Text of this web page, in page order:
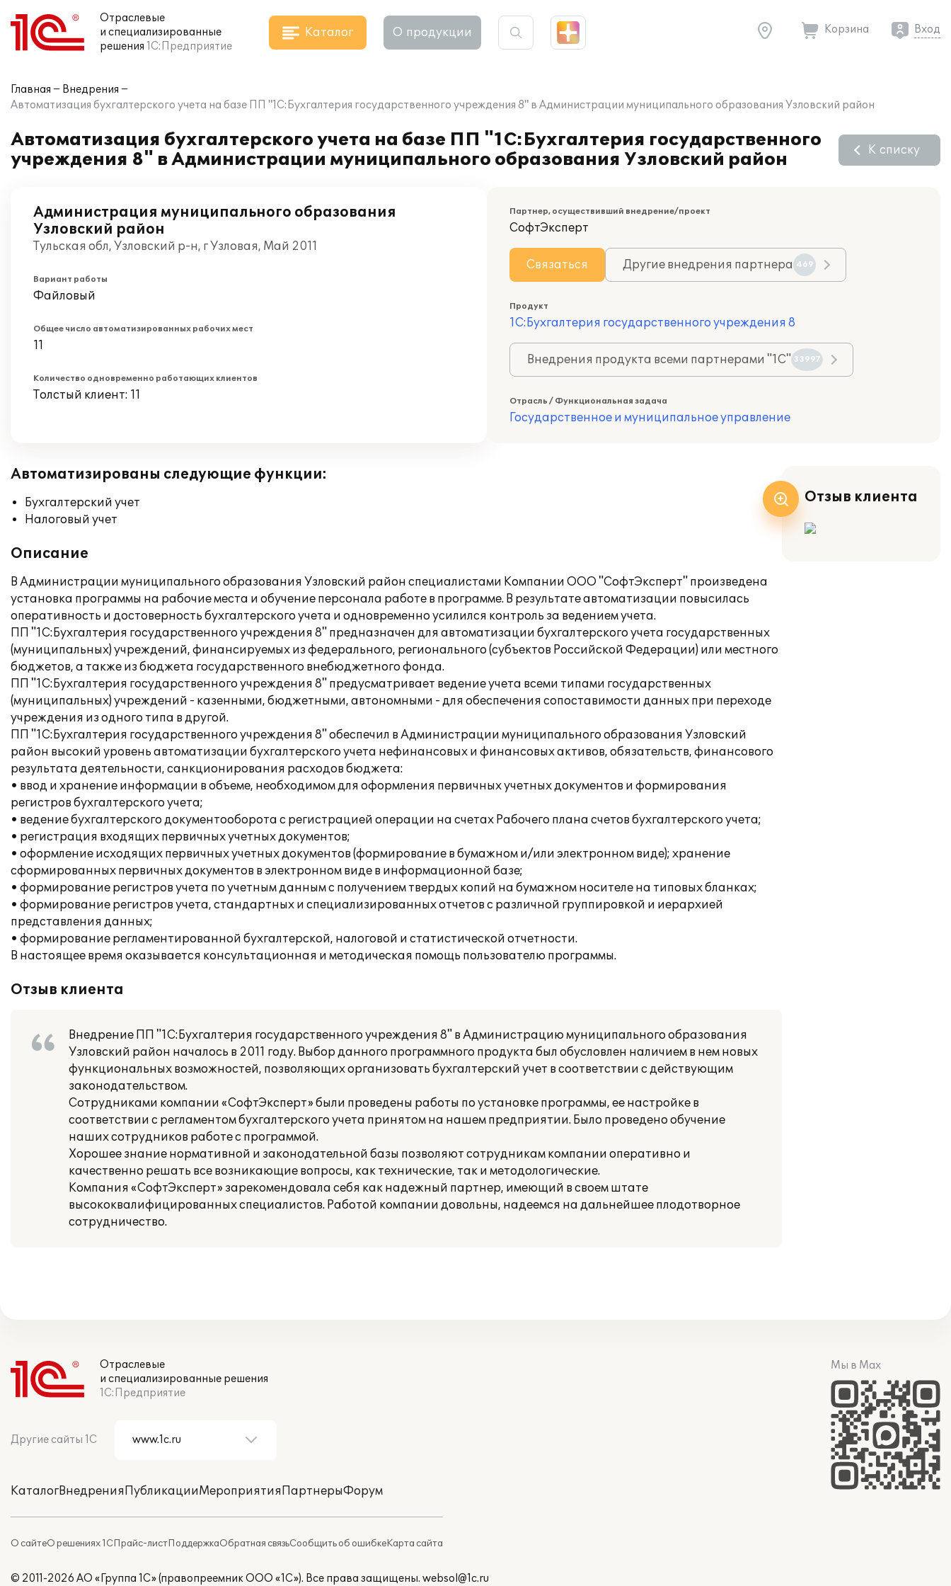
Отраслевые
и специализированные
решения 1С:Предприятие
Каталог О продукции Корзина Вход
Главная
Внедрения
Автоматизация бухгалтерского учета на базе ПП "1С:Бухгалтерия государственного учреждения 8" в Администрации муниципального образования Узловский район
Автоматизация бухгалтерского учета на базе ПП "1С:Бухгалтерия государственного
учреждения 8" в Администрации муниципального образования Узловский район
К списку
Администрация муниципального образования
Узловский район
Тульская обл, Узловский р-н, г Узловая, Май 2011
Вариант работы
Файловый
Общее число автоматизированных рабочих мест
11
Количество одновременно работающих клиентов
Толстый клиент: 11
Партнер, осуществивший внедрение/проект
СофтЭксперт
Связаться Другие внедрения партнера 469
Продукт
1С:Бухгалтерия государственного учреждения 8
Внедрения продукта всеми партнерами "1С" 33997
Отрасль / Функциональная задача
Государственное и муниципальное управление
Автоматизированы следующие функции:
Бухгалтерский учет
Налоговый учет
Описание
В Администрации муниципального образования Узловский район специалистами Компании ООО "СофтЭксперт" произведена
установка программы на рабочие места и обучение персонала работе в программе. В результате автоматизации повысилась
оперативность и достоверность бухгалтерского учета и одновременно усилился контроль за ведением учета.
ПП "1С:Бухгалтерия государственного учреждения 8" предназначен для автоматизации бухгалтерского учета государственных
(муниципальных) учреждений, финансируемых из федерального, регионального (субъектов Российской Федерации) или местного
бюджетов, а также из бюджета государственного внебюджетного фонда.
ПП "1С:Бухгалтерия государственного учреждения 8" предусматривает ведение учета всеми типами государственных
(муниципальных) учреждений - казенными, бюджетными, автономными - для обеспечения сопоставимости данных при переходе
учреждения из одного типа в другой.
ПП "1С:Бухгалтерия государственного учреждения 8" обеспечил в Администрации муниципального образования Узловский
район высокий уровень автоматизации бухгалтерского учета нефинансовых и финансовых активов, обязательств, финансового
результата деятельности, санкционирования расходов бюджета:
• ввод и хранение информации в объеме, необходимом для оформления первичных учетных документов и формирования
регистров бухгалтерского учета;
• ведение бухгалтерского документооборота с регистрацией операции на счетах Рабочего плана счетов бухгалтерского учета;
• регистрация входящих первичных учетных документов;
• оформление исходящих первичных учетных документов (формирование в бумажном и/или электронном виде); хранение
сформированных первичных документов в электронном виде в информационной базе;
• формирование регистров учета по учетным данным с получением твердых копий на бумажном носителе на типовых бланках;
• формирование регистров учета, стандартных и специализированных отчетов с различной группировкой и иерархией
представления данных;
• формирование регламентированной бухгалтерской, налоговой и статистической отчетности.
В настоящее время оказывается консультационная и методическая помощь пользователю программы.
Отзыв клиента
Внедрение ПП "1С:Бухгалтерия государственного учреждения 8" в Администрацию муниципального образования
Узловский район началось в 2011 году. Выбор данного программного продукта был обусловлен наличием в нем новых
функциональных возможностей, позволяющих организовать бухгалтерский учет в соответствии с действующим
законодательством.
Сотрудниками компании «СофтЭксперт» были проведены работы по установке программы, ее настройке в
соответствии с регламентом бухгалтерского учета принятом на нашем предприятии. Было проведено обучение
наших сотрудников работе с программой.
Хорошее знание нормативной и законодательной базы позволяют сотрудникам компании оперативно и
качественно решать все возникающие вопросы, как технические, так и методологические.
Компания «СофтЭксперт» зарекомендовала себя как надежный партнер, имеющий в своем штате
высококвалифицированных специалистов. Работой компании довольны, надеемся на дальнейшее плодотворное
сотрудничество.
Отзыв клиента
Отраслевые
и специализированные решения
1С:Предприятие
Другие сайты 1С
КаталогВнедренияПубликацииМероприятияПартнерыФорум
О сайтеО решениях 1СПрайс-листПоддержкаОбратная связьСообщить об ошибкеКарта сайта
Мы в Max
© 2011-2026 АО «Группа 1С» (правопреемник ООО «1С»). Все права защищены. websol@1c.ru